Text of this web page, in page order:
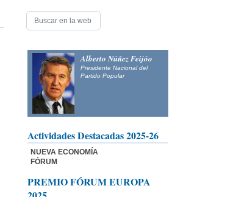
Alberto Núñez Feijóo
Presidente Nacional del
Partido Popular
Actividades Destacadas 2025-26
NUEVA ECONOMÍA
FÓRUM
PREMIO FÓRUM EUROPA